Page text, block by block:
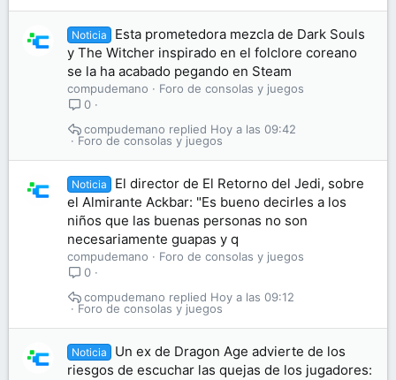
Noticia
Esta prometedora mezcla de Dark Souls
y The Witcher inspirado en el folclore coreano
se la ha acabado pegando en Steam
compudemano
Foro de consolas y juegos
0
Foro de consolas y juegos
Hoy a las 09:42
compudemano
Noticia
El director de El Retorno del Jedi, sobre
el Almirante Ackbar: "Es bueno decirles a los
niños que las buenas personas no son
necesariamente guapas y q
compudemano
Foro de consolas y juegos
0
Foro de consolas y juegos
Hoy a las 09:12
compudemano
Noticia
Un ex de Dragon Age advierte de los
riesgos de escuchar las quejas de los jugadores: